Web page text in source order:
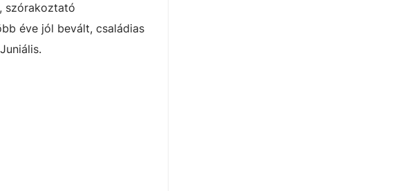
szórakoztató
éve jól bevált, családias